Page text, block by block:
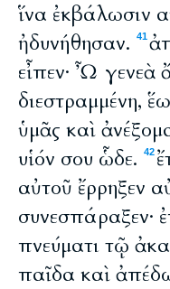
ἵνα ἐκβάλωσιν
ἠδυνήθησαν.
41
εἶπεν· Ὦ γενεὰ
διεστραμμένη,
ὑμᾶς καὶ
υἱόν σου ὧδε.
42
αὐτοῦ ἔρρηξεν
συνεσπάραξεν·
πνεύματι τῷ
παῖδα καὶ